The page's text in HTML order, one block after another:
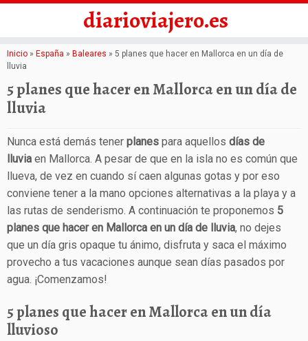
Saltar
al
contenido
diarioviajero.es
Inicio » España » Baleares » 5 planes que hacer en Mallorca en un día de
lluvia
5 planes que hacer en Mallorca en un día de
lluvia
Nunca está demás tener planes para aquellos días de
lluvia en Mallorca. A pesar de que en la isla no es común que
llueva, de vez en cuando sí caen algunas gotas y por eso
conviene tener a la mano opciones alternativas a la playa y a
las rutas de senderismo. A continuación te proponemos 5
planes que hacer en Mallorca en un día de lluvia, no dejes
que un día gris opaque tu ánimo, disfruta y saca el máximo
provecho a tus vacaciones aunque sean días pasados por
agua. ¡Comenzamos!
5 planes que hacer en Mallorca en un día
lluvioso